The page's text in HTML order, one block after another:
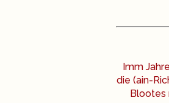
Imm
die (ain-
Blootes